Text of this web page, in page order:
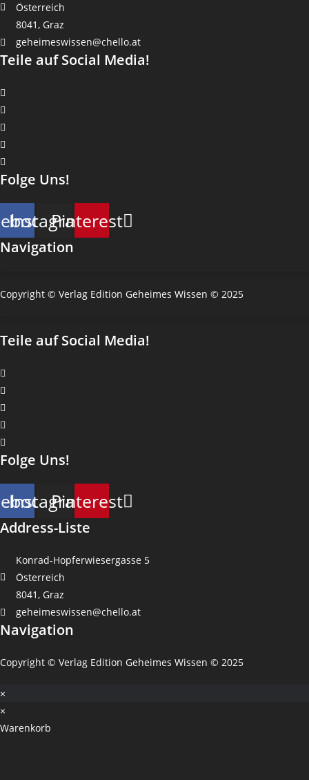
Österreich
8041, Graz
geheimeswissen@chello.at
Teile auf Social Media!
Folge Uns!
Instagram
Pinterest
Navigation
Copyright © Verlag Edition Geheimes Wissen © 2025
Teile auf Social Media!
Folge Uns!
Instagram
Pinterest
Address-Liste
Konrad-Hopferwiesergasse 5
Österreich
8041, Graz
geheimeswissen@chello.at
Navigation
Copyright © Verlag Edition Geheimes Wissen © 2025
×
×
Warenkorb